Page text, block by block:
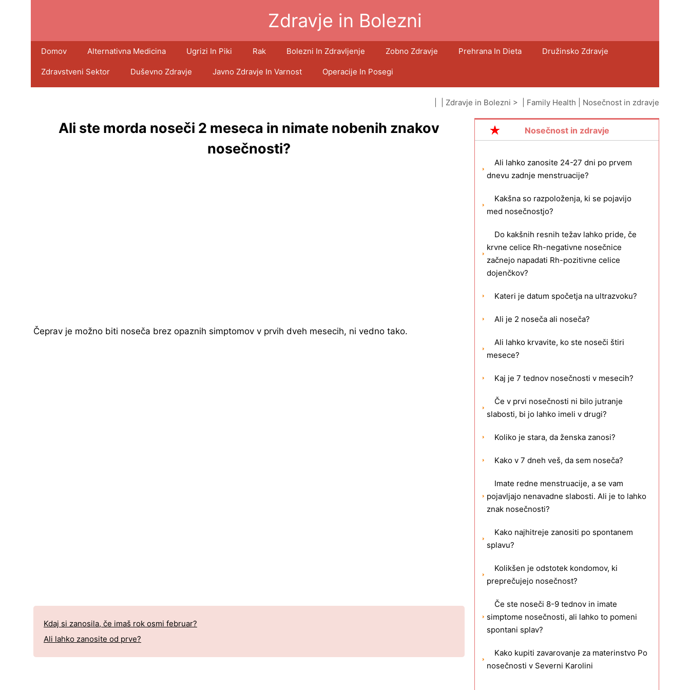
Zdravje in Bolezni
Domov Alternativna Medicina Ugrizi In Piki Rak Bolezni In Zdravljenje Zobno Zdravje Prehrana In Dieta Družinsko Zdravje
Zdravstveni Sektor Duševno Zdravje Javno Zdravje In Varnost Operacije In Posegi
Zdravje in Bolezni > | Family Health Nosečnost in zdravje
Ali ste morda noseči 2 meseca in nimate nobenih znakov
nosečnosti?
Čeprav je možno biti noseča brez opaznih simptomov v prvih dveh mesecih, ni vedno tako.
Kdaj si zanosila, če imaš rok osmi februar?
Ali lahko zanosite od prve?
Nosečnost in zdravje
Ali lahko zanosite 24-27 dni po prvem
dnevu zadnje menstruacije?
Kakšna so razpoloženja, ki se pojavijo
med nosečnostjo?
Do kakšnih resnih težav lahko pride, če
krvne celice Rh-negativne nosečnice
začnejo napadati Rh-pozitivne celice
dojenčkov?
Kateri je datum spočetja na ultrazvoku?
Ali je 2 noseča ali noseča?
Ali lahko krvavite, ko ste noseči štiri
mesece?
Kaj je 7 tednov nosečnosti v mesecih?
Če v prvi nosečnosti ni bilo jutranje
slabosti, bi jo lahko imeli v drugi?
Koliko je stara, da ženska zanosi?
Kako v 7 dneh veš, da sem noseča?
Imate redne menstruacije, a se vam
pojavljajo nenavadne slabosti. Ali je to lahko
znak nosečnosti?
Kako najhitreje zanositi po spontanem
splavu?
Kolikšen je odstotek kondomov, ki
preprečujejo nosečnost?
Če ste noseči 8-9 tednov in imate
simptome nosečnosti, ali lahko to pomeni
spontani splav?
Kako kupiti zavarovanje za materinstvo Po
nosečnosti v Severni Karolini